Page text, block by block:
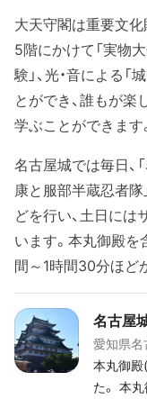
大天守閣は重要文化
5階にかけて「実物
験」、光・音による
とができ、誰もが
学ぶことができます
名古屋城では毎日、
康と服部半蔵忍者隊
どを行い、土日には
います。本丸御殿を
間～1時間30分ほど
名古屋
愛知県名
本丸御殿
た。 本